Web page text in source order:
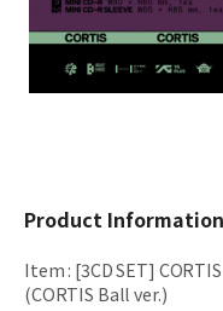
Product Information
Item: [3CD SET]
(CORTIS Ball ver.)